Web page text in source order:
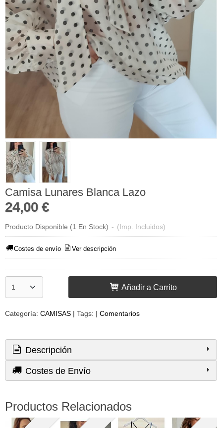
Camisa Lunares Blanca Lazo
24,00 €
Producto Disponible (1 En Stock) - (Imp. Incluidos)
Costes de envío Ver descripción
Añadir a Carrito
Categoría: CAMISAS | Tags: | Comentarios
Descripción
Costes de Envío
Productos Relacionados